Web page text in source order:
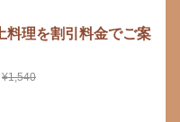
料理を割引料金でご案
¥1,540